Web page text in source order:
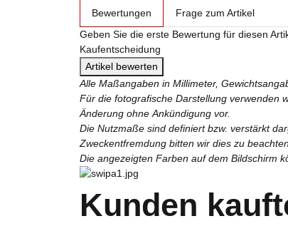
Bewertungen
Frage zum Artikel
Geben Sie die erste Bewertung für diesen
Kaufentscheidung
Artikel bewerten
Alle Maßangaben in Millimeter,
Für die fotografische Darstellung verwenden
Änderung ohne Ankündigung vor.
Die Nutzmaße sind definiert bzw. verstärkt
Zweckentfremdung bitten wir dies zu beachten.
Die angezeigten Farben auf dem Bildschirm
Kunden